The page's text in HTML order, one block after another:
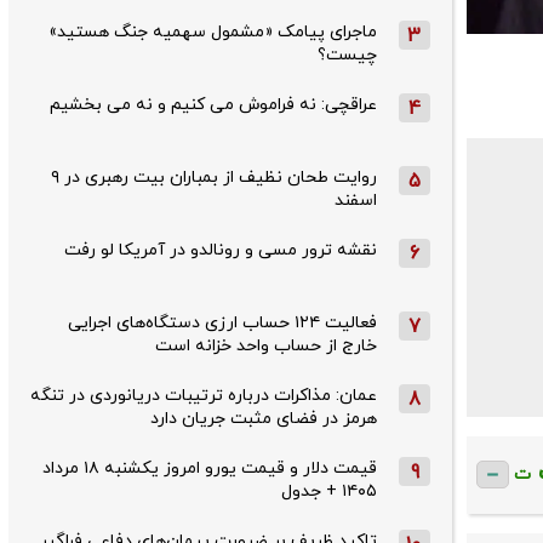
ت
3
ماجرای پیامک «مشمول سهمیه جنگ هستید»
چیست؟
4 عراقچی: نه فراموش می کنیم و نه می بخشیم
5
روایت طحان‌ نظیف از بمباران بیت رهبری در ۹
اسفند
6 نقشه ترور مسی و رونالدو در آمریکا لو رفت
7
فعالیت ۱۲۴ حساب ارزی دستگاه‌های اجرایی
خارج از حساب واحد خزانه است
8
عمان: مذاکرات درباره ترتیبات دریانوردی در تنگه
هرمز در فضای مثبت جریان دارد
9
قیمت دلار و قیمت یورو امروز یکشنبه ۱۸ مرداد
۱۴۰۵ + جدول